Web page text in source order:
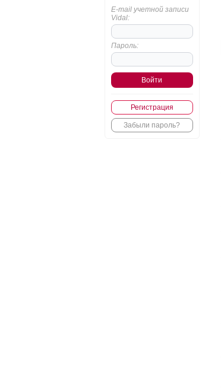
E-mail учетной записи
Vidal:
Пароль:
Регистрация
Забыли пароль?